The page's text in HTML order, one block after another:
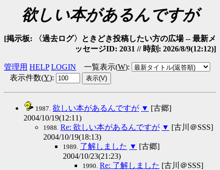
欲しい本があるんですが
[掲示板: 〈過去ログ〉ときどき投稿したい方の広場 -- 最新メ
ッセージID: 2031 // 時刻: 2026/8/9(12:12)]
管理用 HELP LOGIN 一覧表示(W):
表示件数(Y):
1987. 欲しい本があるんですが ▼ [古郷]
2004/10/19(12:11)
1988. Re: 欲しい本があるんですが ▼ [古川＠SSS]
2004/10/19(18:13)
1989. 了解しました ▼ [古郷]
2004/10/23(21:23)
1990. Re: 了解しました [古川＠SSS]